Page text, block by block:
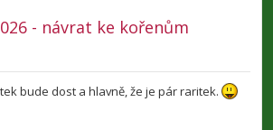
- návrat ke kořenům
bude dost a hlavně, že je pár raritek.